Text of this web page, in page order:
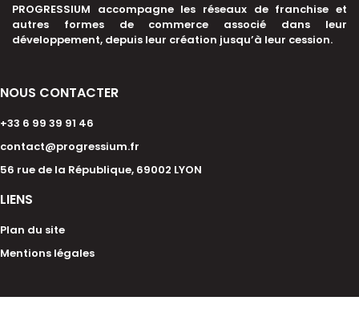
PROGRESSIUM accompagne les réseaux de franchise et
autres formes de commerce associé dans leur
développement, depuis leur création jusqu’à leur cession.
NOUS CONTACTER
+33 6 99 39 91 46
contact@progressium.fr
56 rue de la République, 69002 LYON
LIENS
Plan du site
Mentions légales